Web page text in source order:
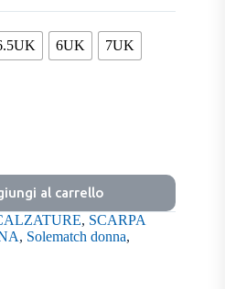
6UK 7UK
al carrello
, SCARPA
, Solematch donna,